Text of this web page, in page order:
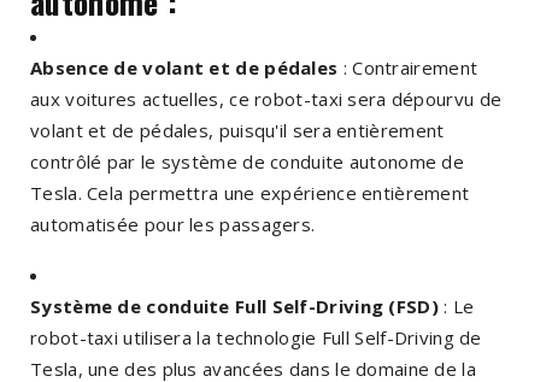
Absence de volant et de pédales : Contrairement
aux voitures actuelles, ce robot-taxi sera dépourvu de
volant et de pédales, puisqu'il sera entièrement
contrôlé par le système de conduite autonome de
Tesla. Cela permettra une expérience entièrement
automatisée pour les passagers.
Système de conduite Full Self-Driving (FSD): Le
robot-taxi utilisera la technologie Full Self-Driving de
Tesla, une des plus avancées dans le domaine de la